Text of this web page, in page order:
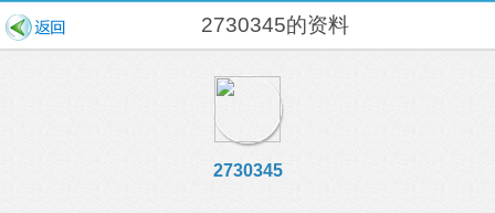
2730345的资料
2730345